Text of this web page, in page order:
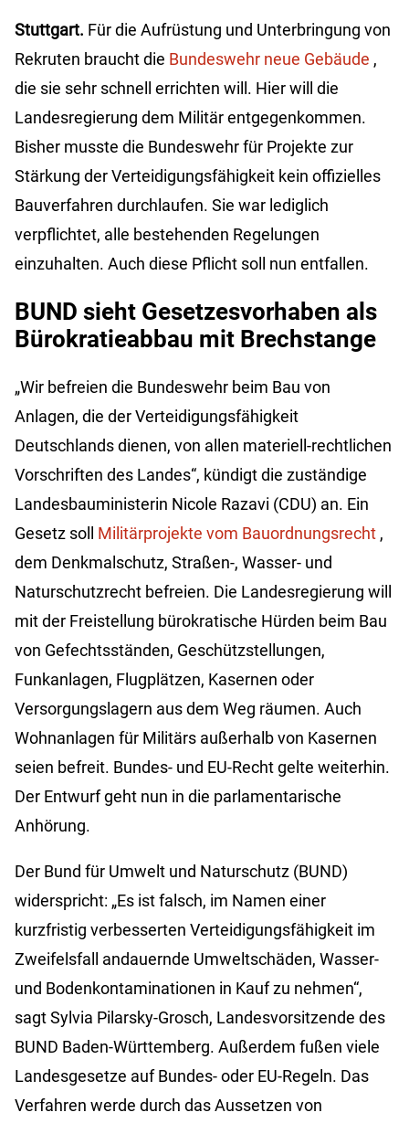
Stuttgart. Für die Aufrüstung und Unterbringung von
Rekruten braucht die Bundeswehr neue Gebäude ,
die sie sehr schnell errichten will. Hier will die
Landesregierung dem Militär entgegenkommen.
Bisher musste die Bundeswehr für Projekte zur
Stärkung der Verteidigungsfähigkeit kein offizielles
Bauverfahren durchlaufen. Sie war lediglich
verpflichtet, alle bestehenden Regelungen
einzuhalten. Auch diese Pflicht soll nun entfallen.
BUND sieht Gesetzesvorhaben als
Bürokratieabbau mit Brechstange
„Wir befreien die Bundeswehr beim Bau von
Anlagen, die der Verteidigungsfähigkeit
Deutschlands dienen, von allen materiell-rechtlichen
Vorschriften des Landes“, kündigt die zuständige
Landesbauministerin Nicole Razavi (CDU) an. Ein
Gesetz soll Militärprojekte vom Bauordnungsrecht ,
dem Denkmalschutz, Straßen-, Wasser- und
Naturschutzrecht befreien. Die Landesregierung will
mit der Freistellung bürokratische Hürden beim Bau
von Gefechtsständen, Geschützstellungen,
Funkanlagen, Flugplätzen, Kasernen oder
Versorgungslagern aus dem Weg räumen. Auch
Wohnanlagen für Militärs außerhalb von Kasernen
seien befreit. Bundes- und EU-Recht gelte weiterhin.
Der Entwurf geht nun in die parlamentarische
Anhörung.
Der Bund für Umwelt und Naturschutz (BUND)
widerspricht: „Es ist falsch, im Namen einer
kurzfristig verbesserten Verteidigungsfähigkeit im
Zweifelsfall andauernde Umweltschäden, Wasser-
und Bodenkontaminationen in Kauf zu nehmen“,
sagt Sylvia Pilarsky-Grosch, Landesvorsitzende des
BUND Baden-Württemberg. Außerdem fußen viele
Landesgesetze auf Bundes- oder EU-Regeln. Das
Verfahren werde durch das Aussetzen von